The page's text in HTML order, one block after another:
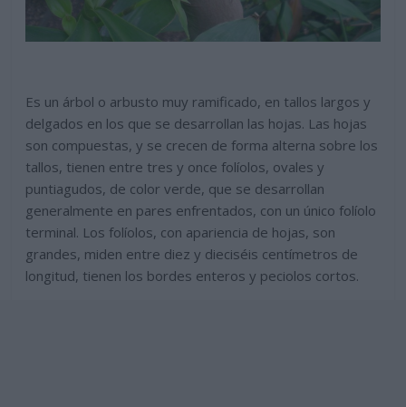
Es un árbol o arbusto muy ramificado, en tallos largos y
delgados en los que se desarrollan las hojas. Las hojas
son compuestas, y se crecen de forma alterna sobre los
tallos, tienen entre tres y once folíolos, ovales y
puntiagudos, de color verde, que se desarrollan
generalmente en pares enfrentados, con un único folíolo
terminal. Los folíolos, con apariencia de hojas, son
grandes, miden entre diez y dieciséis centímetros de
longitud, tienen los bordes enteros y peciolos cortos.